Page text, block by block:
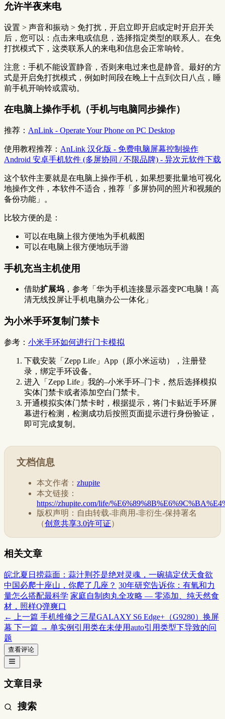
允许半夜来电
设置 > 声音和振动 > 免打扰，开启立即开启或定时开启开关
后，您可以：点击来电或信息，选择指定类型的联系人。在免
打扰模式下，这类联系人的来电和信息会正常响铃。
注意：手机不能设置静音，否则来电过来也是静音。最好的方
式是开启免打扰模式，例如时间段在晚上十点到次日八点，睡
前手机开响铃或震动。
在电脑上操作手机（手机与电脑同步操作）
推荐： AnLink - Operate Your Phone on PC Desktop
使用教程推荐： AnLink 汉化版 - 免费电脑屏幕控制操作
Android 安卓手机软件 (多屏协同 / 不限品牌) - 异次元软件下载
这个软件主要就是在电脑上操作手机，如果想要批量地可视化
地操作文件，本软件不适合，推荐「多屏协同的照片和视频的
备份功能」。
比较方便的是：
可以在电脑上很方便地为手机截图
可以在电脑上很方便地玩手游
手机充当主机使用
借助扩展坞 ，参考「华为手机连接显示器变PC电脑！高
清无线投屏让手机电脑办公一体化」
为小米手环复制门禁卡
参考： 小米手环如何进行门卡模拟
下载安装「Zepp Life」App（原小米运动），注册登
录，绑定手环设备。
进入「Zepp Life」我的–小米手环–门卡，然后选择模拟
实体门禁卡或者添加空白门禁卡。
开通模拟实体门禁卡时，根据提示，将门卡贴近手环屏
幕进行检测，检测成功后按照页面提示进行身份验证，
即可完成复制。
文档信息
本文作者： zhupite
本文链接：
https://zhupite.com/life/
版权声明：自由转载-非商用-非衍生-保持署名
（创意共享3.0许可证）
相关文章
皖北夏日捞蒜面：蒜汁荆芥是绝对灵魂，一碗搞定伏天食欲
中国必爬十座山，你爬了几座？ 30年研究告诉你：有氧和力
量怎么搭配最科学 家庭自制肉丸全攻略 — 零添加、纯天然食
材，照样Q弹爽口
← 上一篇 手机维修之三星GALAXY S6 Edge+（G9280）换屏
幕 下一篇 → 单实例引用类在未使用auto引用类型下导致的问
题
查看评论
文章目录
搜索